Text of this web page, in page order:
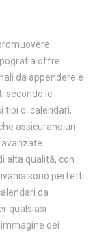
offre
da appendere e
secondo le
tipi di calendari,
assicurano un
alta qualità, con
sono perfetti
da
qualsiasi
dei